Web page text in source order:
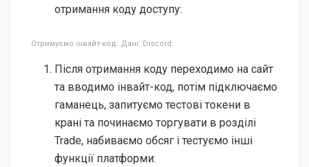
отримання коду доступу:
Отримуємо інвайт-код. Дані: Discord.
Після отримання коду переходимо на сайт
та вводимо інвайт-код, потім підключаємо
гаманець, запитуємо тестові токени в
крані та починаємо торгувати в розділі
Trade, набиваємо обсяг і тестуємо інші
функції платформи: